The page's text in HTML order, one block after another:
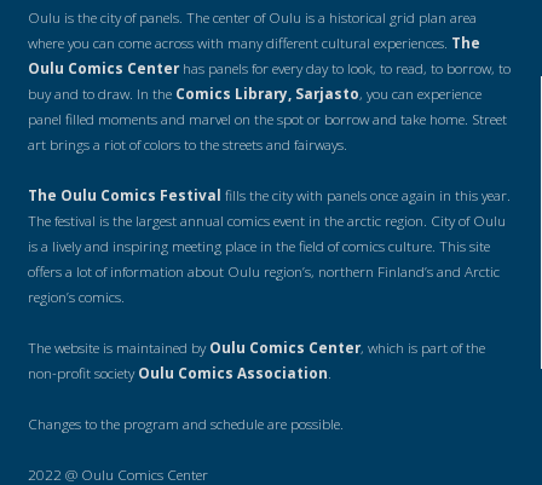
Oulu is the city of panels. The center of Oulu is a historical grid plan area
where you can come across with many different cultural experiences. The
Oulu Comics Centerhas panels for every day to look, to read, to borrow, to
buy and to draw. In the Comics Library, Sarjasto, you can experience
panel filled moments and marvel on the spot or borrow and take home. Street
art brings a riot of colors to the streets and fairways.
The Oulu Comics Festival fills the city with panels once again in this year.
The festival is the largest annual comics event in the arctic region. City of Oulu
is a lively and inspiring meeting place in the field of comics culture. This site
offers a lot of information about Oulu region’s, northern Finland’s and Arctic
region’s comics.
The website is maintained byOulu Comics Center, which is part of the
non-profit societyOulu Comics Association
Changes to the program and schedule are possible.
2022 @ Oulu Comics Center